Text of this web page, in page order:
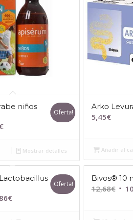
niños
€El
actual
es:
¡Oferta!
Mostrar detalles
Arko
5,45€
Añadir al
€El
¡Oferta!
Bivos® 10
12,68€ El